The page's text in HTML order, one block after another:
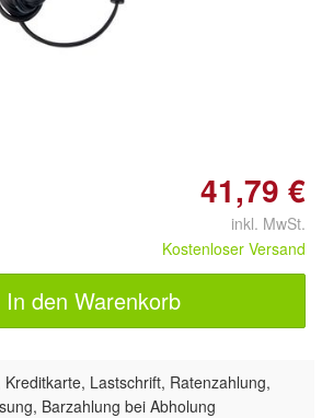
41,79 €
inkl. MwSt.
Kostenloser Versand
In den Warenkorb
Kreditkarte, Lastschrift, Ratenzahlung,
Barzahlung bei Abholung